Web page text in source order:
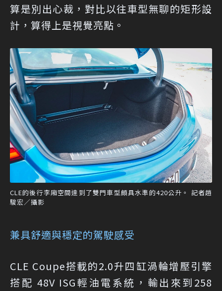
算是別出心裁，對比以往車型無聊的矩形設
計，算得上是視覺亮點。
CLE的後行李廂空間達到了雙門車型頗具水準的420公升。 記者趙
駿宏／攝影
兼具舒適與穩定的駕駛感受
CLE Coupe搭載的2.0升四缸渦輪增壓引擎
搭配 48V ISG輕油電系統，輸出來到258